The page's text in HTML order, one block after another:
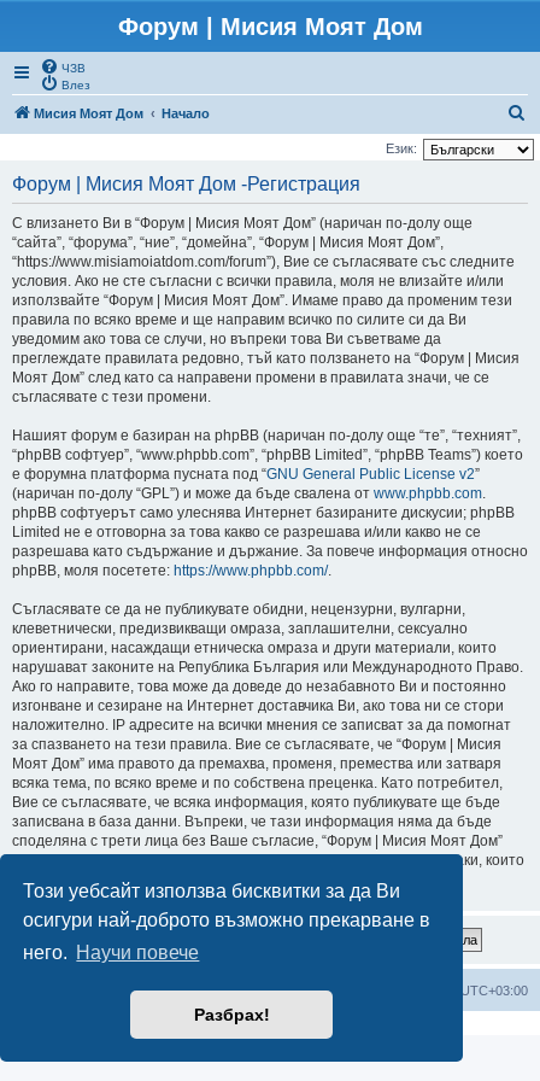
Този уебсайт използва бисквитки за да Ви
осигури най-доброто възможно прекарване в
него. Научи повече
Разбрах!
Форум | Мисия Моят Дом
ЧЗВ
Влез
Мисия Моят Дом Начало
ъ
Език:
Форум | Мисия Моят Дом -Регистрация
С влизането Ви в “Форум | Мисия Моят Дом” (наричан по-долу още
“сайта”, “форума”, “ние”, “домейна”, “Форум | Мисия Моят Дом”,
“https://www.misiamoiatdom.com/forum”), Вие се съгласявате със следните
условия. Ако не сте съгласни с всички правила, моля не влизайте и/или
използвайте “Форум | Мисия Моят Дом”. Имаме право да променим тези
правила по всяко време и ще направим всичко по силите си да Ви
уведомим ако това се случи, но въпреки това Ви съветваме да
преглеждате правилата редовно, тъй като ползването на “Форум | Мисия
Моят Дом” след като са направени промени в правилата значи, че се
съгласявате с тези промени.
Нашият форум е базиран на phpBB (наричан по-долу още “те”, “техният”,
“phpBB софтуер”, “www.phpbb.com”, “phpBB Limited”, “phpBB Teams”) което
е форумна платформа пусната под “GNU General Public License v2”
(наричан по-долу “GPL”) и може да бъде свалена от www.phpbb.com.
phpBB софтуерът само улеснява Интернет базираните дискусии; phpBB
Limited не е отговорна за това какво се разрешава и/или какво не се
разрешава като съдържание и държание. За повече информация относно
phpBB, моля посетете: https://www.phpbb.com/.
Съгласявате се да не публикувате обидни, нецензурни, вулгарни,
клеветнически, предизвикващи омраза, заплашителни, сексуално
ориентирани, насаждащи етническа омраза и други материали, които
нарушават законите на Република България или Международното Право.
Ако го направите, това може да доведе до незабавното Ви и постоянно
изгонване и сезиране на Интернет доставчика Ви, ако това ни се стори
наложително. IP адресите на всички мнения се записват за да помогнат
за спазването на тези правила. Вие се съгласявате, че “Форум | Мисия
Моят Дом” има правото да премахва, променя, премества или затваря
всяка тема, по всяко време и по собствена преценка. Като потребител,
Вие се съгласявате, че всяка информация, която публикувате ще бъде
записвана в база данни. Въпреки, че тази информация няма да бъде
споделяна с трети лица без Ваше съгласие, “Форум | Мисия Моят Дом”
или phpBB не могат да бъдат държани отговорни за хакерски атаки, които
могат да доведат до компрометиране на данните.
Мисия Моят Дом Начало Всички времена са според UTC+03:00